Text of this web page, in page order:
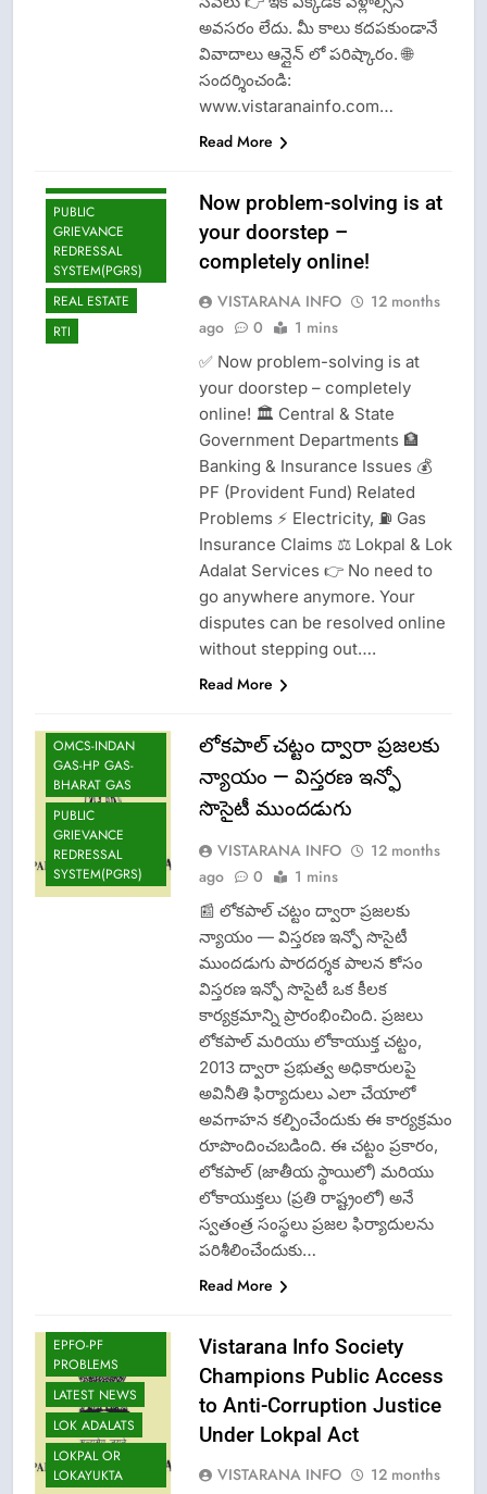
అవసరం లేదు. మీ కాలు కదపకుండానే
వివాదాలు ఆన్లైన్ లో పరిష్కారం. 🌐
సందర్శించండి:
www.vistaranainfo.com…
Read More
PUBLIC
GRIEVANCE
REDRESSAL
SYSTEM(PGRS)
REAL ESTATE
RTI
Now problem-solving is at
your doorstep –
completely online!
VISTARANA INFO
12 months
ago
0 1 mins
✅ Now problem-solving is at
your doorstep – completely
online! 🏛️ Central & State
Government Departments 🏦
Banking & Insurance Issues 💰
PF (Provident Fund) Related
Problems ⚡ Electricity, ⛽ Gas
Insurance Claims ⚖️ Lokpal & Lok
Adalat Services 👉 No need to
go anywhere anymore. Your
disputes can be resolved online
without stepping out….
Read More
OMCS-INDAN
GAS-HP GAS-
BHARAT GAS
PUBLIC
GRIEVANCE
REDRESSAL
SYSTEM(PGRS)
లోకపాల్ చట్టం ద్వారా ప్రజలకు
న్యాయం — విస్తరణ ఇన్ఫో
సొసైటీ ముందడుగు
VISTARANA INFO
12 months
ago
0 1 mins
📰 లోకపాల్ చట్టం ద్వారా ప్రజలకు
న్యాయం — విస్తరణ ఇన్ఫో సొసైటీ
ముందడుగు పారదర్శక పాలన కోసం
విస్తరణ ఇన్ఫో సొసైటీ ఒక కీలక
కార్యక్రమాన్ని ప్రారంభించింది. ప్రజలు
లోకపాల్ మరియు లోకాయుక్త చట్టం,
2013 ద్వారా ప్రభుత్వ అధికారులపై
అవినీతి ఫిర్యాదులు ఎలా చేయాలో
అవగాహన కల్పించేందుకు ఈ కార్యక్రమం
రూపొందించబడింది. ఈ చట్టం ప్రకారం,
లోకపాల్ (జాతీయ స్థాయిలో) మరియు
లోకాయుక్తలు (ప్రతి రాష్ట్రంలో) అనే
స్వతంత్ర సంస్థలు ప్రజల ఫిర్యాదులను
పరిశీలించేందుకు…
Read More
EPFO-PF
PROBLEMS
LATEST NEWS
LOK ADALATS
LOKPAL OR
LOKAYUKTA
Vistarana Info Society
Champions Public Access
to Anti-Corruption Justice
Under Lokpal Act
VISTARANA INFO
12 months